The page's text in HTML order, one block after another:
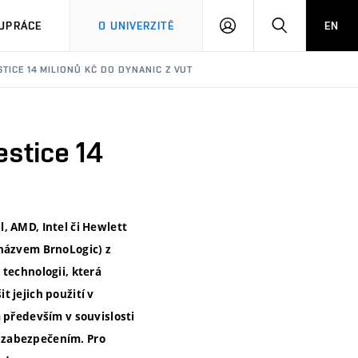
O UNIVERZITĚ
PŘIHLÁSIT HLEDATEN
14 MILIONŮ KČ DO DYNANIC Z VUT
14
AMD, Intel či Hewlett
BrnoLogic) z
technologii, která
jejich použití v
v souvislosti
Pro